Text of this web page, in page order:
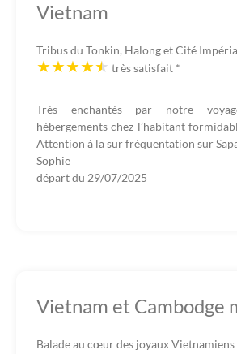
Vietnam
Tribus du Tonkin, Halong et Cité
très satisfait *
Très enchantés par notre
hébergements chez l’habitant
Attention à la sur fréquentation sur
Sophie
départ du 29/07/2025
Vietnam et Cambodge
Balade au cœur des joyaux Vietnamiens